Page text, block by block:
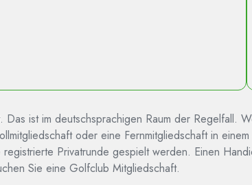
ist im deutschsprachigen Raum der Regelfall.
oder eine Fernmitgliedschaft in
Privatrunde gespielt werden. Einen
Sie eine Golfclub Mitgliedschaft.